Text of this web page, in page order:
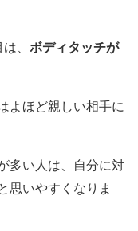
、 ボディタッチが
よほど親しい相手に
多い人は、自分に対
思いやすくなりま